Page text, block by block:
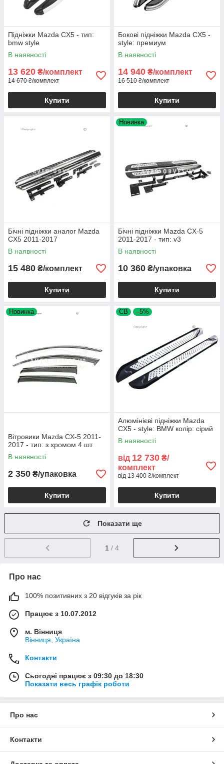
Підніжки Mazda CX5 - тип:
bmw style
В наявності
13 620 ₴/комплект
14 670 ₴/комплект
Купити
Бокові підніжки Mazda CX5 -
style: премиум
В наявності
14 940 ₴/комплект
16 510 ₴/комплект
Купити
Бічні підніжки аналог Mazda
CX5 2011-2017
В наявності
15 480 ₴/комплект
Купити
Новинка
Бічні підніжки Mazda CX-5
2011-2017 - тип: v3
В наявності
10 360 ₴/упаковка
Купити
Новинка
Вітровики Mazda CX-5 2011-
2017 - тип: з хромом 4 шт
В наявності
2 350 ₴/упаковка
Купити
СВ –5%
Алюмінієві підніжки Mazda
CX5 - style: BMW колір: сірий
В наявності
від 12 730 ₴/
комплект
від 13 400 ₴/комплект
Купити
Показати ще
1 / 4
Про нас
100% позитивних з 20 відгуків за рік
Працює з 10.07.2012
м. Вінниця
Вінниця, Україна
Контакти
Сьогодні працює з 09:30 до 18:30
Показати весь графік роботи
Про нас
Контакти